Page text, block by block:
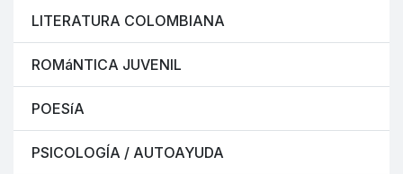
LITERATURA COLOMBIANA
ROMáNTICA JUVENIL
POESíA
PSICOLOGÍA / AUTOAYUDA